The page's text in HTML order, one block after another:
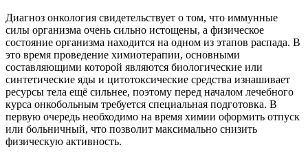
Диагноз онкология свидетельствует о том, что иммунные
силы организма очень сильно истощены, а физическое
состояние организма находится на одном из этапов распада. В
это время проведение химиотерапии, основными
составляющими которой являются биологические или
синтетические яды и цитотоксические средства изнашивает
ресурсы тела ещё сильнее, поэтому перед началом лечебного
курса онкобольным требуется специальная подготовка. В
первую очередь необходимо на время химии оформить отпуск
или больничный, что позволит максимально снизить
физическую активность.